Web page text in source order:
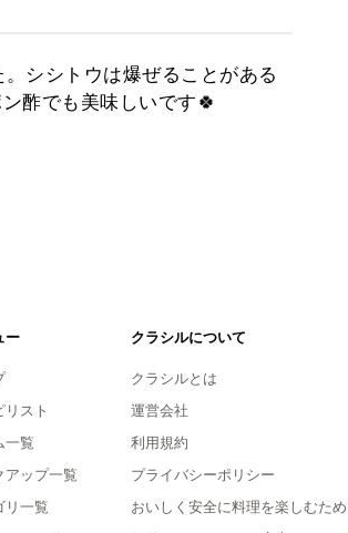
シシトウは爆ぜることがある
酢でも美味しいです🍀
ー
リスト
一覧
アップ一覧
リ一覧
クラシルについて
クラシルとは
運営会社
利用規約
プライバシーポリシー
おいしく安全に料理を楽しむため